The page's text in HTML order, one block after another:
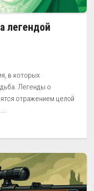
легендой
в которых
Легенды о
отражением целой